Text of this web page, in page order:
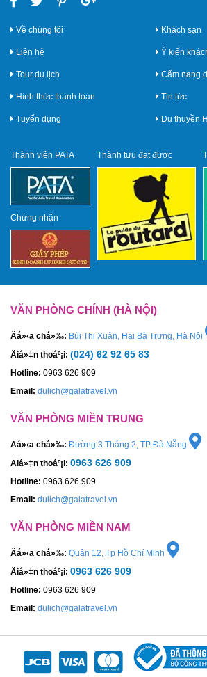
Về chúng tôi
Liên hệ
Tour du lịch
Hình thức thanh toán
Tuyển dụng
Khách sạn
Ý kiến
Cẩm nang
Tin tức
Du thuyền
Thành viên PATA
Chứng nhận
Thành tựu đạt được
VĂN PHÒNG CHÍNH (HÀ NỘI)
Äá»‹a chá»‰: Bùi Thị Xuân, Hai Bà Trưng, Hà Nội
Äiá»‡n thoáº¡i: (024) 62 92 65 83
Hotline: 0963 626 909
Email: dulich@galatravel.vn
VĂN PHÒNG MIỀN TRUNG
Äá»‹a chá»‰: Đường 3 Tháng 2, TP Đà Nẵng
Äiá»‡n thoáº¡i: 0963 626 909
Hotline: 0963 626 909
Email: dulich@galatravel.vn
VĂN PHÒNG MIỀN NAM
Äá»‹a chá»‰: Quận 12, Tp Hồ Chí Minh
Äiá»‡n thoáº¡i: 0963 626 909
Hotline: 0963 626 909
Email: dulich@galatravel.vn